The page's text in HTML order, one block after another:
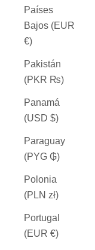
Países
Bajos (EUR
€)
Pakistán
(PKR ₨)
Panamá
(USD $)
Paraguay
(PYG ₲)
Polonia
(PLN zł)
Portugal
(EUR €)